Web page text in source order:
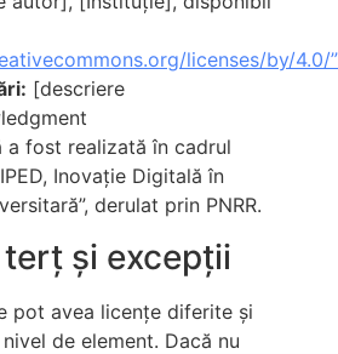
licenses/by/4.0/
[descriere
a fost realizată în cadrul
Inovație Digitală în
derulat prin PNRR.
și excepții
pot avea licențe diferite și
de element. Dacă nu